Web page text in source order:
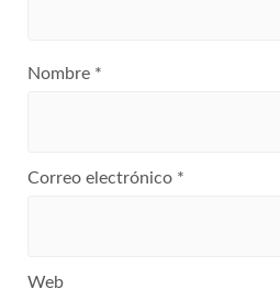
Nombre *
Correo electrónico *
Web